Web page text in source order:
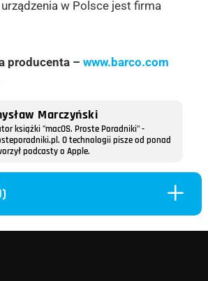
w Polsce jest firma
producenta – www.barco.com
Marczyński
książki "macOS. Proste Poradniki" -
O technologii pisze od ponad
podcasty o Apple.
L